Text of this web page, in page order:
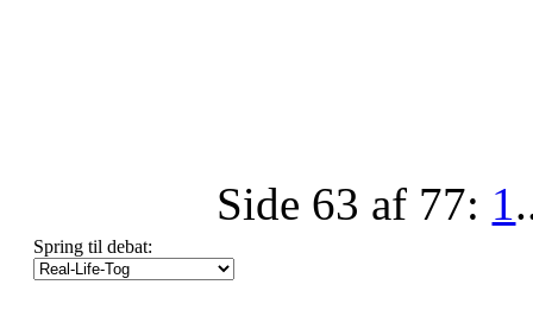
Side 63 af 77: 1
Spring til debat: